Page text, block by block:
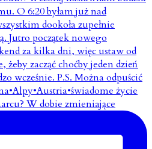
W dobie zmieniające